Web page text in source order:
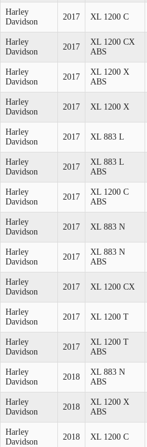
Harley
Davidson
2017 XL 1200 C
Harley
Davidson
2017
XL 1200 CX
ABS
Harley
Davidson
2017
XL 1200 X
ABS
Harley
Davidson
2017 XL 1200 X
Harley
Davidson
2017 XL 883 L
Harley
Davidson
2017
XL 883 L
ABS
Harley
Davidson
2017
XL 1200 C
ABS
Harley
Davidson
2017 XL 883 N
Harley
Davidson
2017
XL 883 N
ABS
Harley
Davidson
2017 XL 1200 CX
Harley
Davidson
2017 XL 1200 T
Harley
Davidson
2017
XL 1200 T
ABS
Harley
Davidson
2018
XL 883 N
ABS
Harley
Davidson
2018
XL 1200 X
ABS
Harley
Davidson
2018 XL 1200 C